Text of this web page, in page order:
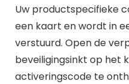
Uw productspecifieke
een kaart en wordt in
verstuurd. Open de
beveiligingsinkt op het
activeringscode te